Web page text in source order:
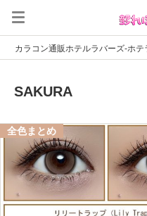
カラコン通販ホテルラバーズ-ホテ
SAKURA
全色まとめ